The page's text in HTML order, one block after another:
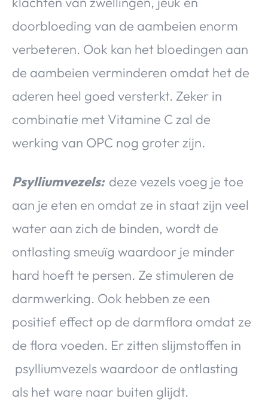
doorbloeding van de aambeien enorm
verbeteren. Ook kan het bloedingen aan
de aambeien verminderen omdat het de
aderen heel goed versterkt. Zeker in
combinatie met Vitamine C zal de
werking van OPC nog groter zijn.
Psylliumvezels: deze vezels voeg je toe
aan je eten en omdat ze in staat zijn veel
water aan zich de binden, wordt de
ontlasting smeuïg waardoor je minder
hard hoeft te persen. Ze stimuleren de
darmwerking. Ook hebben ze een
positief effect op de darmflora omdat ze
de flora voeden. Er zitten slijmstoffen in
psylliumvezels waardoor de ontlasting
als het ware naar buiten glijdt.